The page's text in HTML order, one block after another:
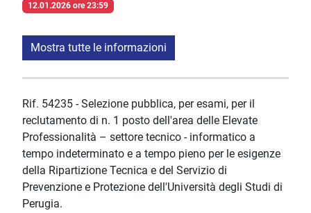
12.01.2026 ore 23:59
Mostra tutte le informazioni
Rif. 54235 - Selezione pubblica, per esami, per il
reclutamento di n. 1 posto dell'area delle Elevate
Professionalità – settore tecnico - informatico a
tempo indeterminato e a tempo pieno per le esigenze
della Ripartizione Tecnica e del Servizio di
Prevenzione e Protezione dell'Università degli Studi di
Perugia.